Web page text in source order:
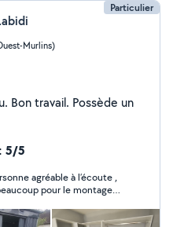
Particulier
Murlins)
Bon travail. Possède un
5/5
agréable à l’écoute ,